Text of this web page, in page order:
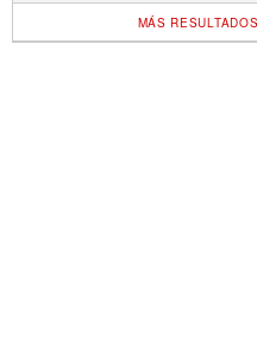
MÁS RESULTADOS